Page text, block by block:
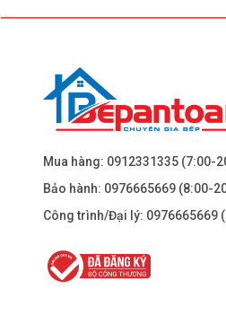
Dẫn đường
BEPANTOAN.VN -
Dẫn đường
Mua hàng: 0912331335 (7:00-
Bảo hành: 0976665669 (8:00-
Công trình/Đại lý: 0976665669